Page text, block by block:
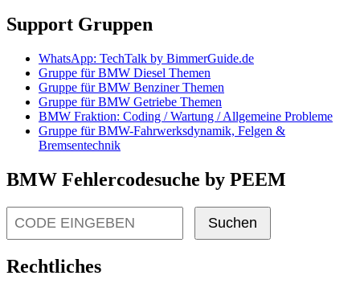
Support Gruppen
WhatsApp: TechTalk by BimmerGuide.de
Gruppe für BMW Diesel Themen
Gruppe für BMW Benziner Themen
Gruppe für BMW Getriebe Themen
BMW Fraktion: Coding / Wartung / Allgemeine Probleme
Gruppe für BMW-Fahrwerksdynamik, Felgen &
Bremsentechnik
BMW Fehlercodesuche by PEEM
Suchen
Rechtliches